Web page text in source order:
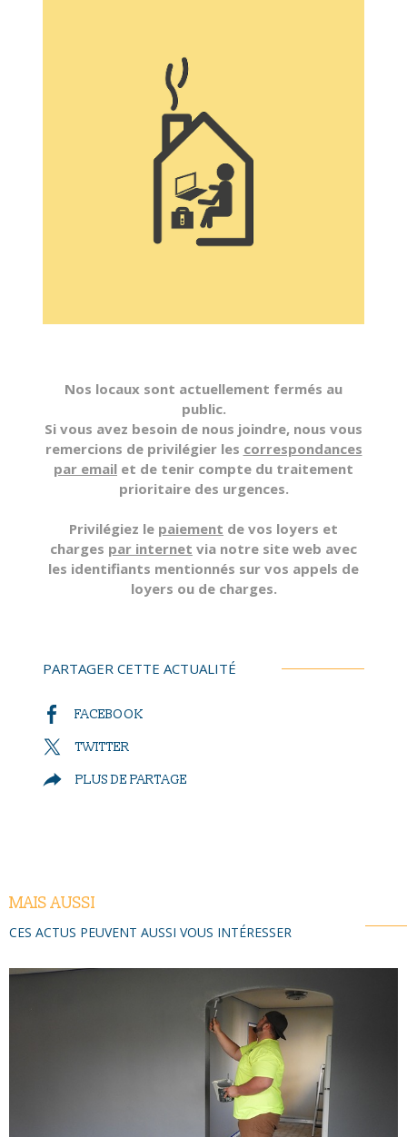
Nos locaux sont actuellement fermés au
public.
Si vous avez besoin de nous joindre, nous vous
remercions de privilégier les correspondances
par email et de tenir compte du traitement
prioritaire des urgences.
Privilégiez le paiement de vos loyers et
charges par internet via notre site web avec
les identifiants mentionnés sur vos appels de
loyers ou de charges.
PARTAGER CETTE ACTUALITÉ
FACEBOOK
TWITTER
PLUS DE PARTAGE
MAIS AUSSI
CES ACTUS PEUVENT AUSSI VOUS INTÉRESSER
LIRE L'ARTICLE